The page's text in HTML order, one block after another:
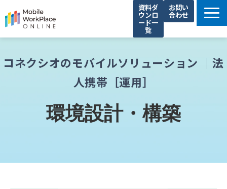
資料ダ
ウンロ
ード一
覧
お問い
合わせ
解決できる課題
コネクシオの強み
導入事例
法人携帯お役立ち情報
コネクシオのモバイルソリューション ｜法
人携帯［運用］
環境設計・構築